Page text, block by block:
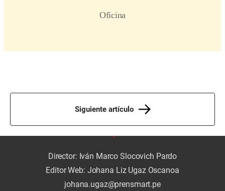
Siguiente artículo
Director: Iván Marco Slocovich Pardo
Editor Web: Johana Liz Ugaz Oscanoa
johana.ugaz@prensmart.pe